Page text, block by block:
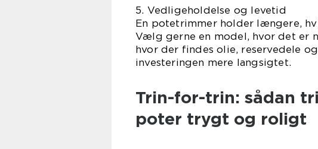
5. Vedligeholdelse og levetid
En potetrimmer holder længere,
Vælg gerne en model, hvor det er
hvor der findes olie, reservedele
investeringen mere langsigtet.
Trin-for-trin: sådan
poter trygt og roligt